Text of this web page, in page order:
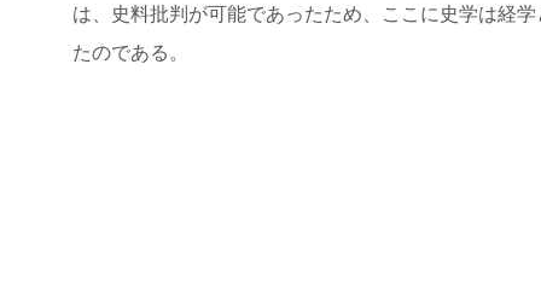
は、史料批判が可能であったため、ここに史学は経
たのである。